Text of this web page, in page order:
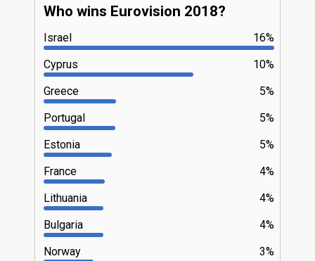
Who wins Eurovision 2018?
16%
Israel
10%
Cyprus
5%
Greece
5%
Portugal
5%
Estonia
4%
France
4%
Lithuania
4%
Bulgaria
3%
Norway